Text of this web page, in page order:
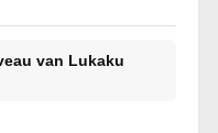
van Lukaku